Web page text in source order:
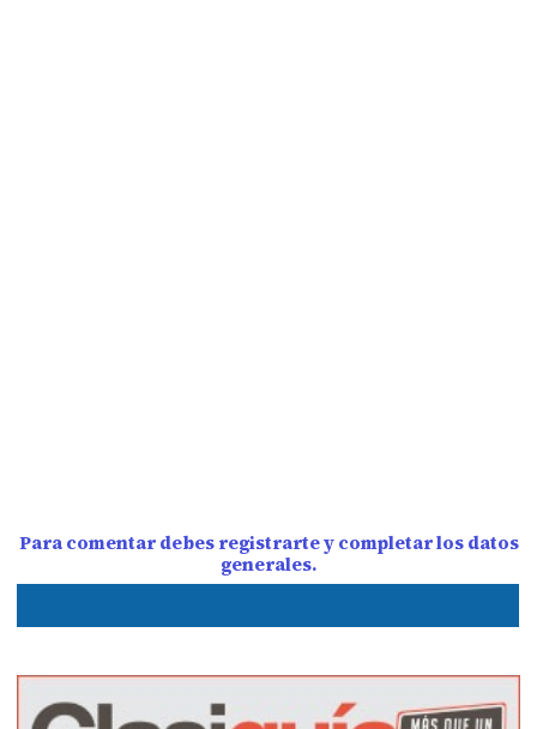
Para comentar debes registrarte y completar los datos
generales.